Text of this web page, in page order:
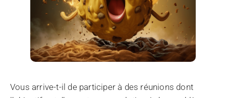
Vous arrive-t-il de participer à des réunions dont